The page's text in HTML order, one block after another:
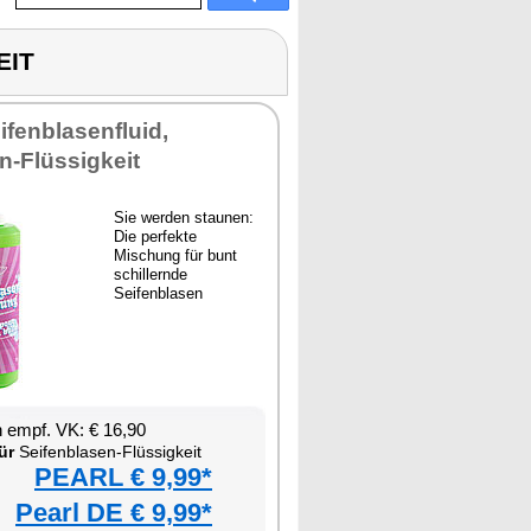
Flüssigkeit
Sie werden staunen:
Die perfekte
Mischung für bunt
schillernde
Seifenblasen
empf. VK: € 16,90
Seifenblasen-Flüssigkeit
PEARL € 9,99*
Pearl DE € 9,99*